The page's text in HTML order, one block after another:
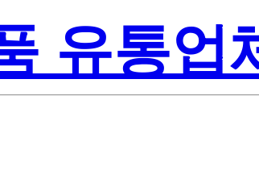
유통업